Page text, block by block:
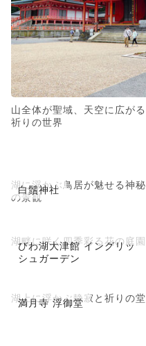
山全体が聖域、天空に広がる
祈りの世界
白鬚神社
湖に浮かぶ鳥居が魅せる神秘
の景観
びわ湖大津館 イングリッ
シュガーデン
湖畔に咲く四季彩る花の庭園
満月寺 浮御堂
湖上に浮かぶ静寂と祈りの堂